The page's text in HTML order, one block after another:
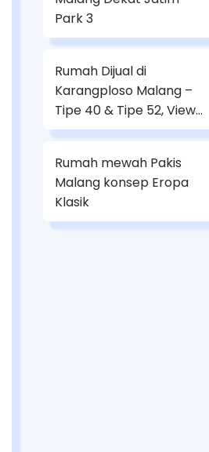
Park 3
Rumah Dijual di
Karangploso Malang –
Tipe 40 & Tipe 52, View
Gunung Arjuno
Rumah mewah Pakis
Malang konsep Eropa
Klasik